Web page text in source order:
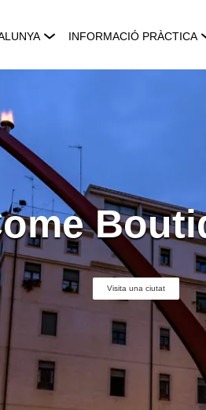
INFORMACIÓ PRÀCTICA
Visita una ciutat